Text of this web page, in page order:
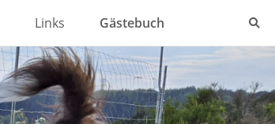
Links Gästebuch